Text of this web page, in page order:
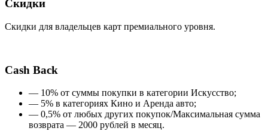
Скидки
Скидки для владельцев карт премиального уровня.
Cash Back
— 10% от суммы покупки в категории Искусство;
— 5% в категориях Кино и Аренда авто;
— 0,5% от любых других покупок/Максимальная сумма
возврата — 2000 рублей в месяц.